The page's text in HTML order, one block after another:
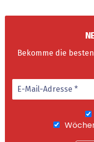
Bekomme die